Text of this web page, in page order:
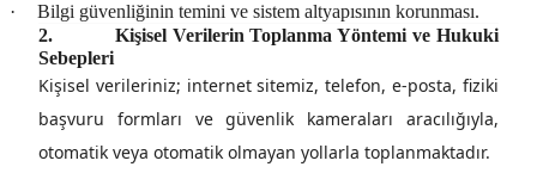
·
Bilgi güvenliğinin temini ve sistem altyapısının korunması.
2.
Kişisel Verilerin Toplanma Yöntemi ve Hukuki
Sebepleri
Kişisel verileriniz; internet sitemiz, telefon, e-posta, fiziki
başvuru formları ve güvenlik kameraları aracılığıyla,
otomatik veya otomatik olmayan yollarla toplanmaktadır.